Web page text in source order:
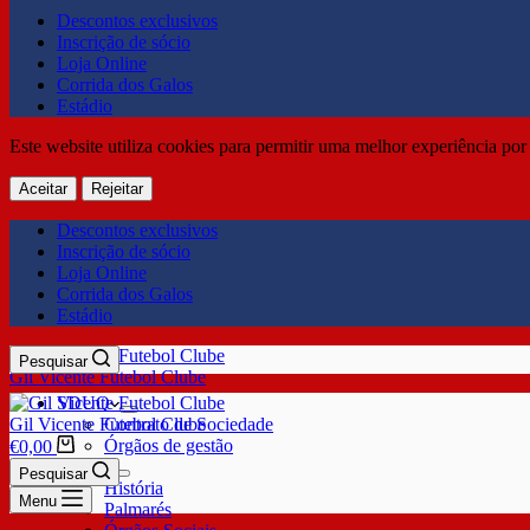
Descontos exclusivos
Inscrição de sócio
Loja Online
Corrida dos Galos
Estádio
Este website utiliza cookies para permitir uma melhor experiência
Aceitar Rejeitar
Descontos exclusivos
Inscrição de sócio
Loja Online
Corrida dos Galos
Estádio
Gil Vicente Futebol Clube
Pesquisar
SDUQ
Contrato de Sociedade
Órgãos de gestão
Clube
História
Palmarés
Gil Vicente Futebol Clube
€0,00
Pesquisar
Menu